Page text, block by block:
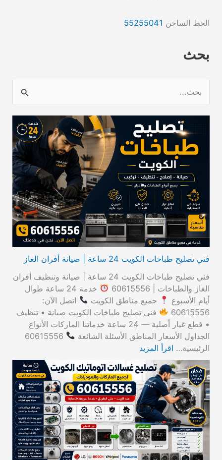
الخط الساخن 55255041
بحث
فني تصليح طباخات الكويت 24 ساعة | صيانة أفران الغاز
فني تصليح طباخات الكويت 24 ساعة | صيانة وتنظيف أفران
الغاز والطباخات | 60615556
خدمة 24 ساعة طوال
أيام الأسبوع
جميع مناطق الكويت
اتصل الآن:
60615556
فني تصليح طباخات الكويت صيانة • تنظيف
• قطع غيار أصلية — 24 ساعة خدماتنا الماركات الأنواع
الجداول الأسعار المناطق الأسئلة الشائعة
60615556
الرئيسية… اقرأ المزيد